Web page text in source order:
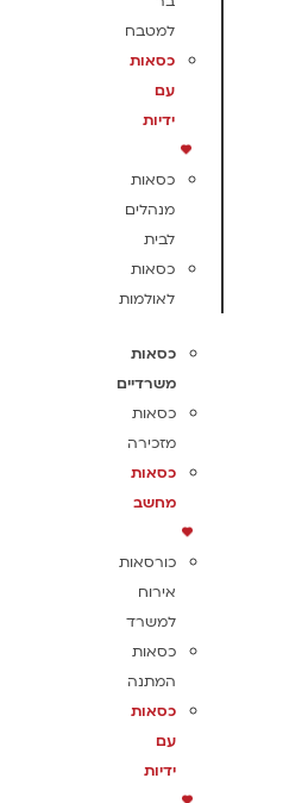
למטבח
כסאות
עם
ידיות
כסאות
מנהלים
לבית
כסאות
לאולמות
כסאות
משרדיים
כסאות
מזכירה
כסאות
מחשב
כורסאות
אירוח
למשרד
כסאות
המתנה
כסאות
עם
ידיות